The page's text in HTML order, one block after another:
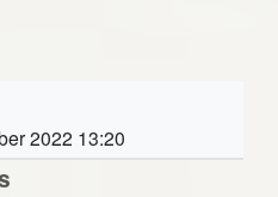
2022 13:20